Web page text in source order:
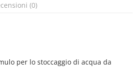
(0)
per lo stoccaggio di acqua da